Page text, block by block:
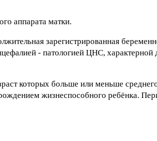
аппарата матки.
зарегистрированная
- патологией ЦНС, характерной
которых больше или меньше
жизнеспособного ребёнка.